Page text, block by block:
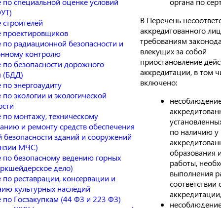
радиационной безопасности и
контролю
безопасности дорожного
(БДД)
энергоаудиту
экологии и экологической
монтажу, техническому
и ремонту средств обеспечения
зданий и сооружений
МЧС)
безопасному ведению горных
дело)
реставрации, консервации и
культурных наследий
Госзакупкам (44 ФЗ и 223 ФЗ)
В Перечень
аккредитованного
требованиям
влекущих за собой
приостановление
аккредитации, в том
включено:
по наличию у
образования
работы,
выполнения
соответствии
аккредитации,